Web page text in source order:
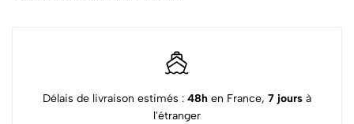
Délais de livraison estimés : 48h en France, 7 jours à
l'étranger